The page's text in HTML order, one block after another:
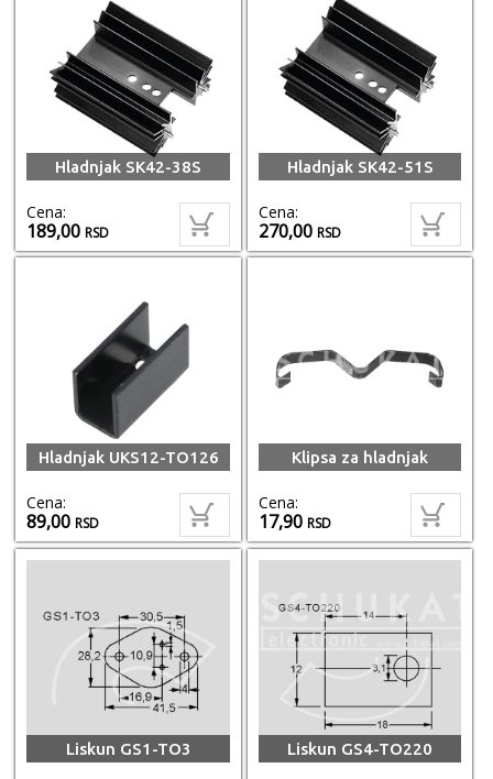
Hladnjak SK42-38S
Cena:
189,00RSD
Hladnjak SK42-51S
Cena:
270,00RSD
Hladnjak UKS12-TO126
Cena:
89,00RSD
Klipsa za hladnjak
Cena:
17,90RSD
Liskun GS1-TO3 Liskun GS4-TO220